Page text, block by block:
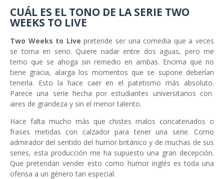
CUÁL ES EL TONO DE LA SERIE TWO
WEEKS TO LIVE
Two Weeks to Live pretende ser una comedia que a veces
se toma en serio. Quiere nadar entre dos aguas, pero me
temo que se ahoga sin remedio en ambas. Encima que no
tiene gracia, alarga los momentos que se supone deberían
tenerla. Esto la hace caer en el patetismo más absoluto.
Parece una serie hecha por estudiantes universitarios con
aires de grandeza y sin el menor talento.
Hace falta mucho más que chistes malos concatenados o
frases metidas con calzador para tener una serie. Como
admirador del sentido del humor británico y de muchas de sus
series, esta producción me ha supuesto una gran decepción.
Que pretendan vender esto como humor inglés es toda una
ofensa a un género tan especial.